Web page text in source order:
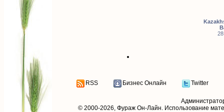
RSS Бизнес Онлайн Twitter
© 2000-2026, Фураж Он-Лайн. Использование